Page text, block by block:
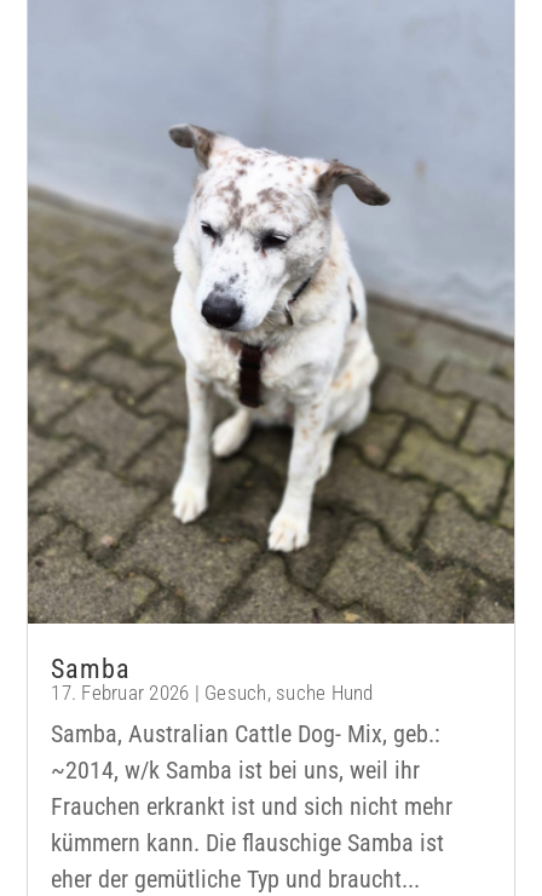
Samba
17. Februar 2026 | Gesuch, suche Hund
Samba, Australian Cattle Dog- Mix, geb.:
~2014, w/k Samba ist bei uns, weil ihr
Frauchen erkrankt ist und sich nicht mehr
kümmern kann. Die flauschige Samba ist
eher der gemütliche Typ und braucht...